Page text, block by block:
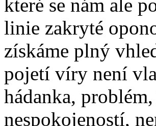
které se nám ale
linie zakryté
získáme plný
pojetí víry není
hádanka,
nespokojeností,